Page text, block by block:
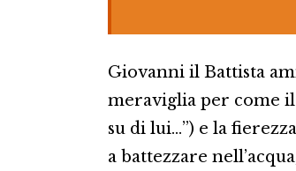
Giovanni il Battista
meraviglia per come
su di lui…”) e la
a battezzare